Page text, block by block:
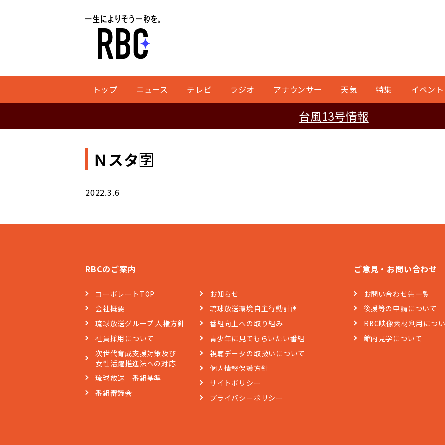
トップ ニュース テレビ ラジオ アナウンサー 天気 特集 イベント
台風13号情報
Ｎスタ🈑
2022.3.6
RBCのご案内
コーポレートTOP
会社概要
琉球放送グループ 人権方針
社員採用について
次世代育成支援対策及び
女性活躍推進法への対応
琉球放送 番組基準
番組審議会
お知らせ
琉球放送環境自主行動計画
番組向上への取り組み
青少年に見てもらいたい番組
視聴データの取扱いについて
個人情報保護方針
サイトポリシー
プライバシーポリシー
ご意見・お問い合わせ
お問い合わせ先一覧
後援等の申請について
RBC映像素材利用につ
館内見学について